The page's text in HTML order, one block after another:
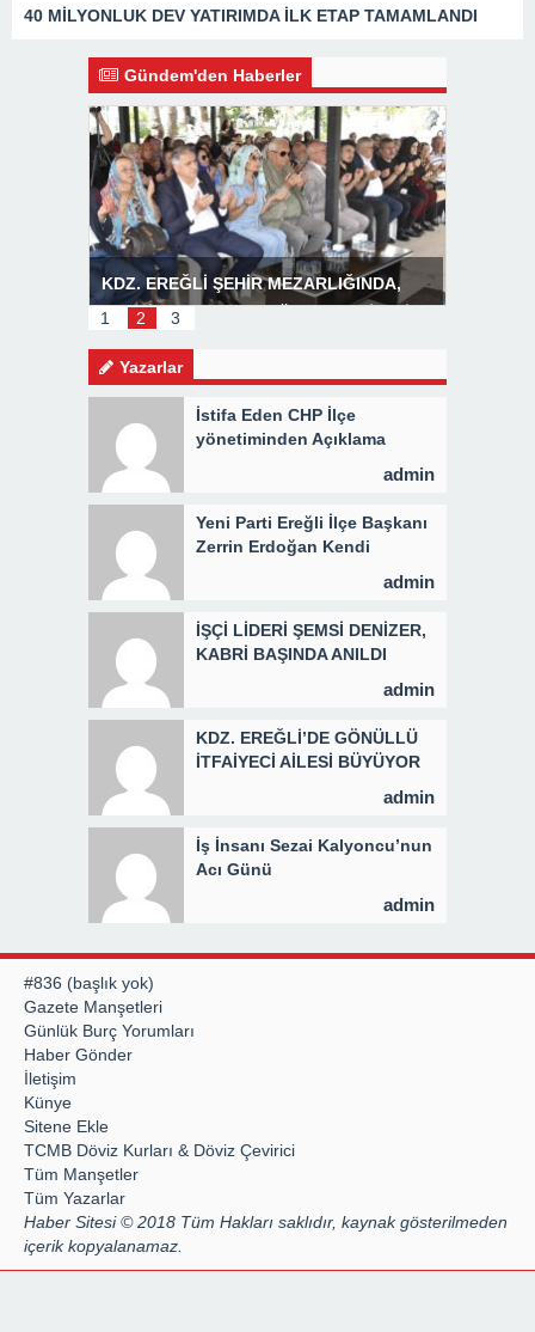
40 MİLYONLUK DEV YATIRIMDA İLK ETAP TAMAMLANDI
Gündem'den Haberler
KDZ. EREĞLİ ŞEHİR MEZARLIĞINDA,
MEVLİD PROGRAMI DÜZENLENDİ 3 BİN
1
2 3
Yazarlar
İstifa Eden CHP İlçe
yönetiminden Açıklama
admin
Yeni Parti Ereğli İlçe Başkanı
Zerrin Erdoğan Kendi
admin
İŞÇİ LİDERİ ŞEMSİ DENİZER,
KABRİ BAŞINDA ANILDI
admin
KDZ. EREĞLİ’DE GÖNÜLLÜ
İTFAİYECİ AİLESİ BÜYÜYOR
admin
İş İnsanı Sezai Kalyoncu’nun
Acı Günü
admin
#836 (başlık yok)
Gazete Manşetleri
Günlük Burç Yorumları
Haber Gönder
İletişim
Künye
Sitene Ekle
TCMB Döviz Kurları & Döviz Çevirici
Tüm Manşetler
Tüm Yazarlar
Haber Sitesi © 2018 Tüm Hakları saklıdır, kaynak gösterilmeden
içerik kopyalanamaz.